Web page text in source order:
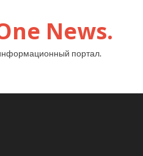
News.
портал.